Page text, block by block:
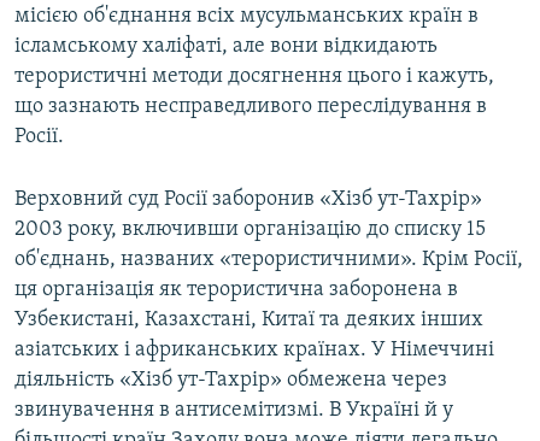
місією об'єднання всіх мусульманських країн в
ісламському халіфаті, але вони відкидають
терористичні методи досягнення цього і кажуть,
що зазнають несправедливого переслідування в
Росії.
Верховний суд Росії заборонив «Хізб ут-Тахрір»
2003 року, включивши організацію до списку 15
об'єднань, названих «терористичними». Крім Росії,
ця організація як терористична заборонена в
Узбекистані, Казахстані, Китаї та деяких інших
азіатських і африканських країнах. У Німеччині
діяльність «Хізб ут-Тахрір» обмежена через
звинувачення в антисемітизмі. В Україні й у